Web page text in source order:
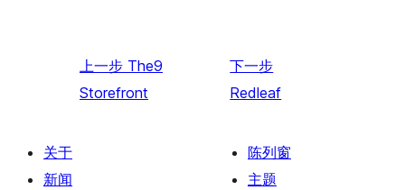
上一步 The9
Storefront
下一步
Redleaf
关于
新闻
陈列窗
主题